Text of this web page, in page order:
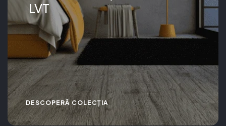
LVT
DESCOPERĂ COLECȚIA